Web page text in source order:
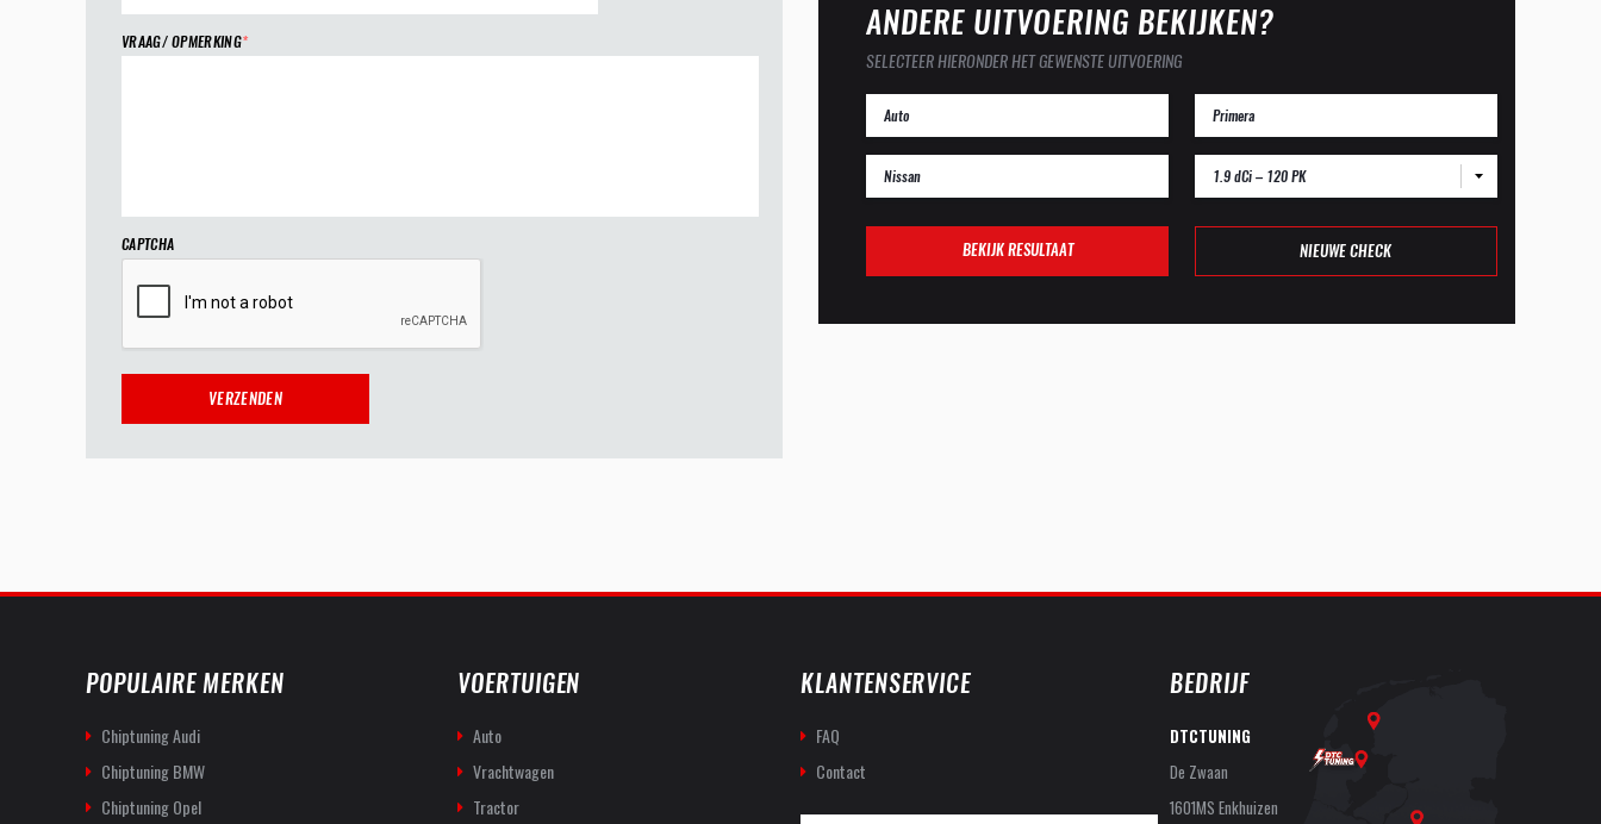
VRAAG/ OPMERKING*
CAPTCHA
ANDERE UITVOERING BEKIJKEN?
SELECTEER HIERONDER HET GEWENSTE UITVOERING
1.9 dCi – 120 PK
BEKIJK RESULTAAT NIEUWE CHECK
POPULAIRE MERKEN
Chiptuning Audi
Chiptuning BMW
Chiptuning Opel
VOERTUIGEN
Auto
Vrachtwagen
Tractor
KLANTENSERVICE
FAQ
Contact
BEDRIJF
DTCTUNING
De Zwaan
1601MS Enkhuizen